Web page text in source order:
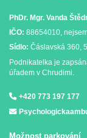
PhDr. Mgr. Vanda
IČO: 88654010,
Sídlo: Čáslavská 360,
Podnikatelka je
úřadem v Chrudimi.
+420 773 197 177
Možnost parkování